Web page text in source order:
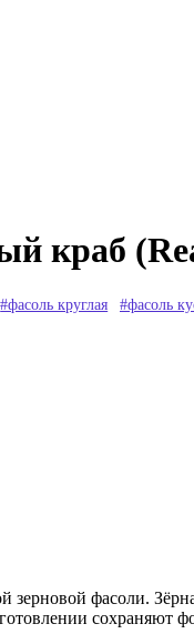
краб
#фасоль круглая #фасоль
зерновой фасоли.
сохраняют